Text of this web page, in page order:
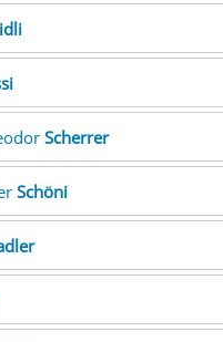
Scherrer
Schöni